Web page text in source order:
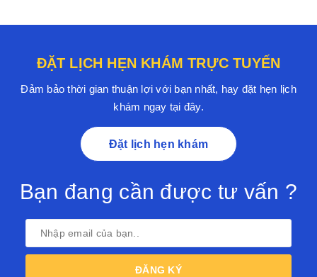
ĐẶT LỊCH HẸN KHÁM TRỰC TUYẾN
Đảm bảo thời gian thuận lợi với bạn nhất, hay đặt hẹn lịch
khám ngay tại đây.
Đặt lịch hẹn khám
Bạn đang cần được tư vấn ?
ĐĂNG KÝ